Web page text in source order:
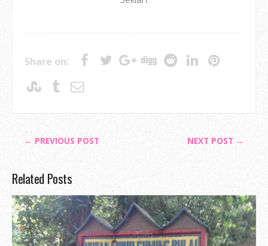
Share on:
← PREVIOUS POST NEXT POST →
Related Posts